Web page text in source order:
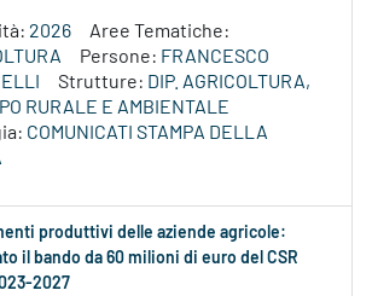
2026
Aree Tematiche:
Persone: FRANCESCO
Strutture: DIP. AGRICOLTURA,
RURALE E AMBIENTALE
COMUNICATI STAMPA DELLA
produttivi delle aziende agricole:
il bando da 60 milioni di euro del CSR
2027